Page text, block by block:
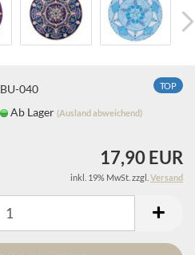
TOP
BU-040
Ab Lager(Ausland abweichend)
17,90 EUR
inkl. 19% MwSt. zzgl. Versand